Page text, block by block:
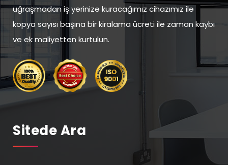
uğraşmadan iş yerinize kuracağımız cihazımız ile
kopya sayısı başına bir kiralama ücreti ile zaman kaybı
ve ek maliyetten kurtulun.
Sitede Ara